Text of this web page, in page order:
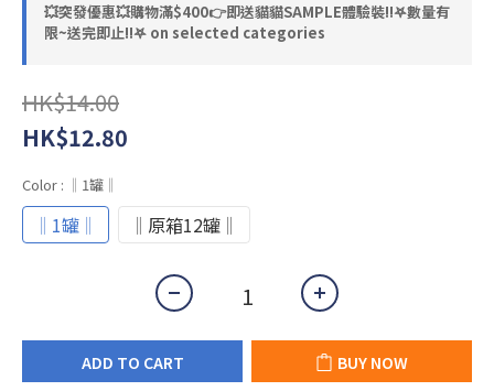
💥突發優惠💥購物滿$400👉即送貓貓SAMPLE體驗裝‼️𖤐數量有
限~送完即止!!𖤐 on selected categories
HK$14.00
HK$12.80
Color : ‖1罐‖
‖1罐‖ ‖原箱12罐‖
ADD TO CART BUY NOW